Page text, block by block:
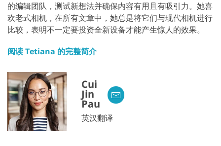
的编辑团队，测试新想法并确保内容有用且有吸引力。她喜
欢老式相机，在所有文章中，她总是将它们与现代相机进行
比较，表明不一定要投资全新设备才能产生惊人的效果。
阅读 Tetiana 的完整简介
Cui
Jin
Pau
英汉翻译